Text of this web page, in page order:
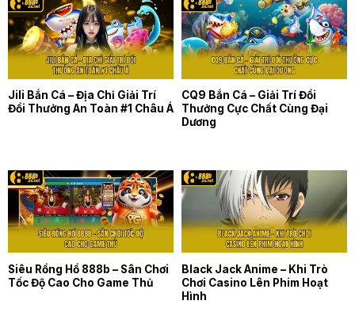
Jili Bắn Cá – Địa Chỉ Giải Trí
Đổi Thưởng An Toàn #1 Châu Á
CQ9 Bắn Cá – Giải Trí Đổi
Thưởng Cực Chất Cùng Đại
Dương
Siêu Rồng Hổ 888b – Sân Chơi
Tốc Độ Cao Cho Game Thủ
Black Jack Anime – Khi Trò
Chơi Casino Lên Phim Hoạt
Hình